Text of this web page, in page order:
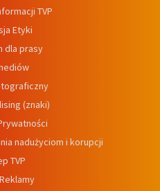
TVP
Etyki
dla prasy
(znaki)
nadużyciom i korupcji
TVP